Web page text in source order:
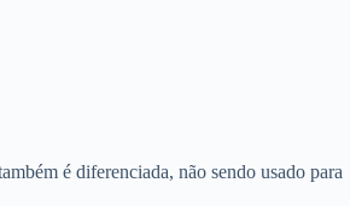
é diferenciada, não sendo usado para